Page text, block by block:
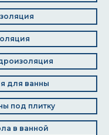
для ванны
под плитку
в ванной